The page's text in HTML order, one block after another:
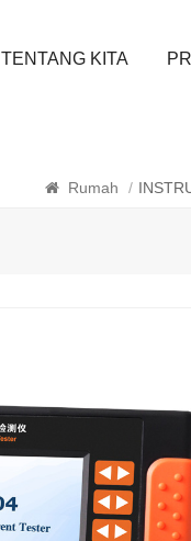
TENTANG KITA
Rumah /